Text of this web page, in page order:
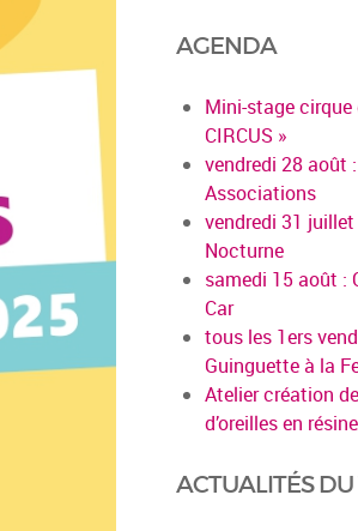
AGENDA
Mini-stage cirque
CIRCUS »
vendredi 28 août
Associations
vendredi 31
Nocturne
samedi 15 août :
Car
tous les 1ers
Guinguette à la
Atelier création
d’oreilles en
ACTUALITÉS